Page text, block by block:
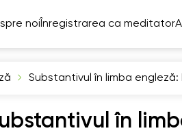
noi Înregistrarea ca meditator
Substantivul în limba engleză:
în